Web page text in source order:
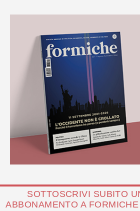
SOTTOSCRIVI SUBITO
ABBONAMENTO A